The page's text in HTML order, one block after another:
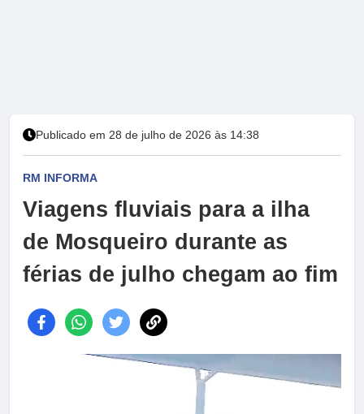
Publicado em 28 de julho de 2026 às 14:38
RM INFORMA
Viagens fluviais para a ilha
de Mosqueiro durante as
férias de julho chegam ao fim